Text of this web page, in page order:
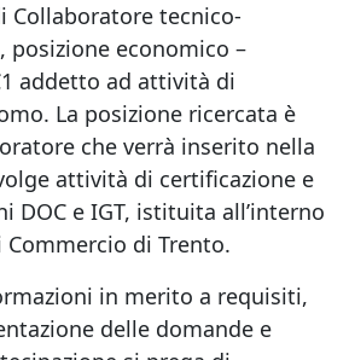
Collaboratore tecnico-
economico –
addetto ad attività di
La posizione ricercata è
che verrà inserito nella
attività di certificazione e
DOC e IGT, istituita all’interno
Commercio di Trento.
in merito a requisiti,
delle domande e